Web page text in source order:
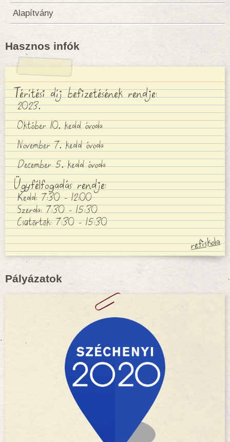
Alapítvány
Hasznos infók
Térítési díj befizetésének rendje:
2023.
Október 10. kedd óvoda
November 7. kedd óvoda
December 5. kedd óvoda
Ügyfélfogadás rendje:
Kedd: 7:30 - 12:00
Szerda: 7:30 - 15:30
Csütörtök: 7:30 - 15:30
Pályázatok